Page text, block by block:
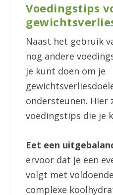
Voedingstips
Naast het gebruik
nog andere
je kunt doen om je
ondersteunen. Hier
voedingstips die je
Eet een
ervoor dat je een
volgt met
complexe